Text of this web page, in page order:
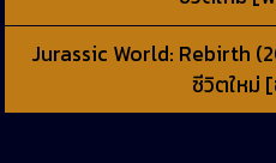
Jurassic World: Rebirth
ชีวิตใหม่